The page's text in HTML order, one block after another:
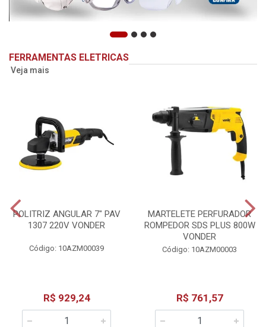
FERRAMENTAS ELETRICAS
Veja mais
POLITRIZ ANGULAR 7" PAV
1307 220V VONDER
Código: 10AZM00039
R$ 929,24
MARTELETE PERFURADOR
ROMPEDOR SDS PLUS 800W
VONDER
Código: 10AZM00003
R$ 761,57